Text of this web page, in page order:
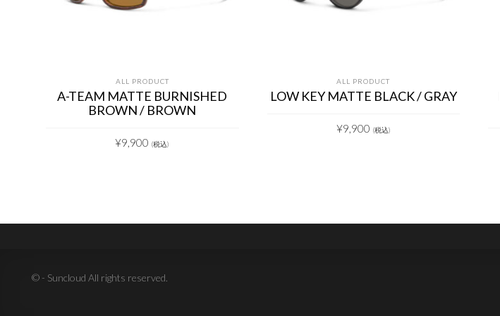
ALL PRODUCT
A-TEAM MATTE BURNISHED
BROWN / BROWN
¥9,900 (税込)
ALL PRODUCT
LOW KEY MATTE BLACK / GRAY
¥9,900 (税込)
© - Suncloud All rights reserved.